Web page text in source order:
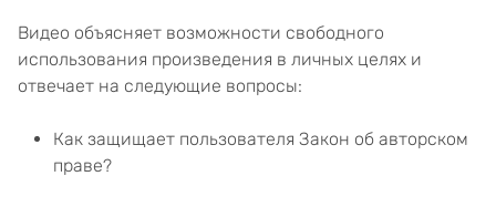
Видео объясняет возможности свободного
использования произведения в личных целях и
отвечает на следующие вопросы:
Как защищает пользователя Закон об авторском
праве?